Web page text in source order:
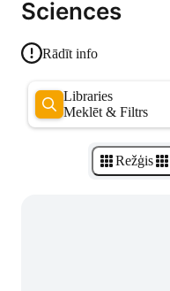
Sciences
Rādīt info
Libraries
Meklēt & Filtrs
Režģis